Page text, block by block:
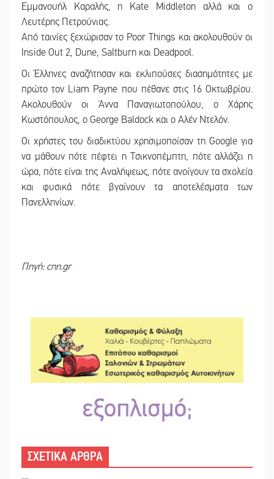
Εμμανουήλ Καραλής, η Kate Middleton αλλά και ο
Λευτέρης Πετρούνιας.
Από ταινίες ξεχώρισαν το Poor Things και ακολουθούν οι
Inside Out 2, Dune, Saltburn και Deadpool.
Οι Έλληνες αναζήτησαν και εκλιπούσες διασημότητες με
πρώτο τον Liam Payne που πέθανε στις 16 Οκτωβρίου.
Ακολουθούν οι Άννα Παναγιωτοπούλου, ο Χάρης
Κωστόπουλος, ο George Baldock και ο Αλέν Ντελόν.
Οι χρήστες του διαδικτύου χρησιμοποίσαν τη Google για
να μάθουν πότε πέφτει η Τσικνοπέμπτη, πότε αλλάζει η
ώρα, πότε είναι της Αναλήψεως, πότε ανοίγουν τα σχολεία
και φυσικά πότε βγαίνουν τα αποτελέσματα των
Πανελληνίων.
Πηγή: cnn.gr
ΣΧΕΤΙΚΑ ΑΡΘΡΑ